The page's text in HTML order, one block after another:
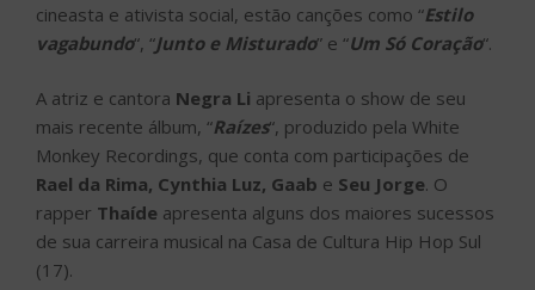
cineasta e ativista social, estão canções como “Estilo
vagabundo“, “Junto e Misturado” e “Um Só Coração“.
A atriz e cantora Negra Li apresenta o show de seu
mais recente álbum, “Raízes“, produzido pela White
Monkey Recordings, que conta com participações de
Rael da Rima, Cynthia Luz, Gaab e Seu Jorge. O
rapper Thaíde apresenta alguns dos maiores sucessos
de sua carreira musical na Casa de Cultura Hip Hop Sul
(17).